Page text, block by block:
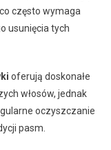
często wymaga
usunięcia tych
oferują doskonałe
włosów, jednak
oczyszczanie
pasm.